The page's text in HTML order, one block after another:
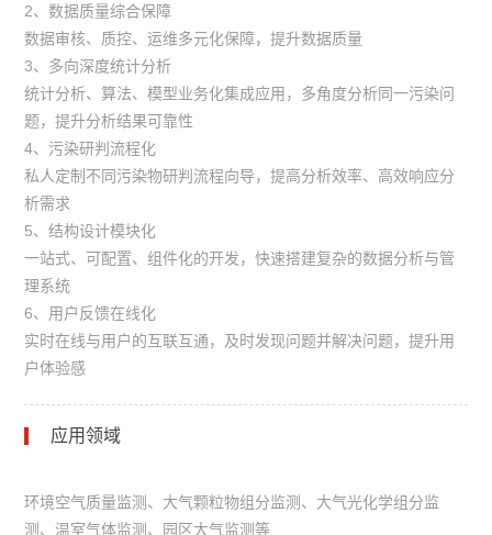
2、数据质量综合保障
数据审核、质控、运维多元化保障，提升数据质量
3、多向深度统计分析
统计分析、算法、模型业务化集成应用，多角度分析同一污染问
题，提升分析结果可靠性
4、污染研判流程化
私人定制不同污染物研判流程向导，提高分析效率、高效响应分
析需求
5、结构设计模块化
一站式、可配置、组件化的开发，快速搭建复杂的数据分析与管
理系统
6、用户反馈在线化
实时在线与用户的互联互通，及时发现问题并解决问题，提升用
户体验感
应用领域
环境空气质量监测、大气颗粒物组分监测、大气光化学组分监
测、温室气体监测、园区大气监测等